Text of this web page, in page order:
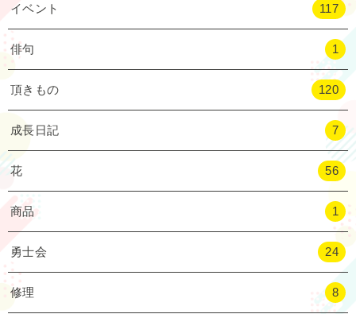
イベント 117
俳句 1
頂きもの 120
成長日記 7
花 56
商品 1
勇士会 24
修理 8